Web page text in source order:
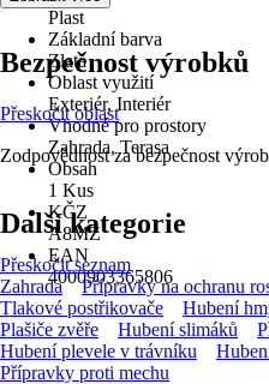
Plast
Základní barva
Zlatá
Oblast využití
Exteriér, Interiér
Vhodné pro prostory
Zahrada, Terasa
Obsah
1 Kus
KČZ
A8MZ
EAN
4000903365806
Bezpečnost výrobků
Přeskočit oblast
Zodpovědnost za bezpečnost
Další kategorie
Přeskočit seznam
Zahrada
Přípravky na ochranu
Tlakové postřikovače
Hubení
Plašiče zvěře
Hubení slimáků
Hubení plevele v trávníku
Přípravky proti mechu